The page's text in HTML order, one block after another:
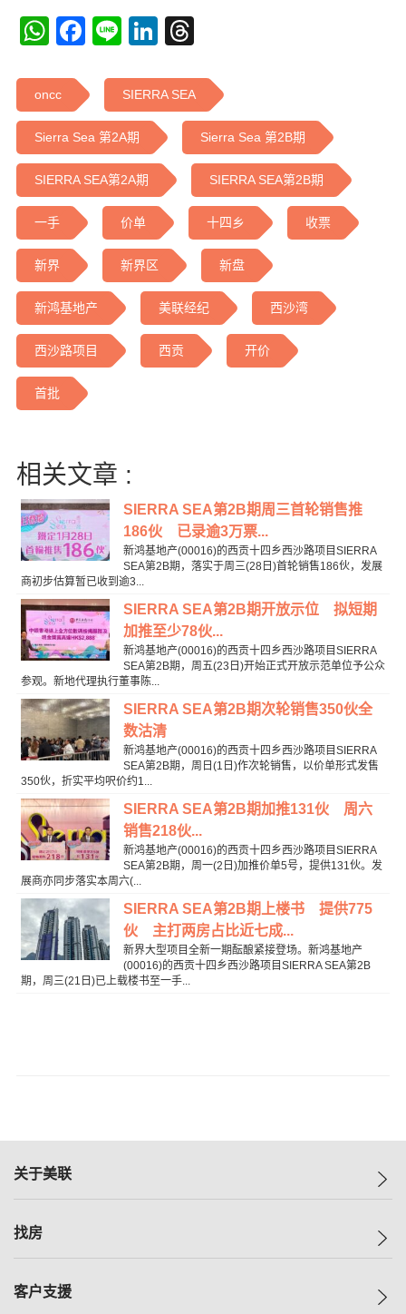
WhatsApp
Facebook
LineLinkedIn
oncc SIERRA SEA
Sierra Sea 第2A期 Sierra Sea 第2B期
SIERRA SEA第2A期 SIERRA SEA第2B期
一手 价单 十四乡 收票
新界 新界区 新盘
新鸿基地产 美联经纪 西沙湾
西沙路项目 西贡 开价
首批
相关文章 :
SIERRA SEA第2B期周三首轮销售推
186伙 已录逾3万票...
新鸿基地产(00016)的西贡十四乡西沙路项目SIERRA
SEA第2B期，落实于周三(28日)首轮销售186伙，发展
商初步估算暂已收到逾3...
SIERRA SEA第2B期开放示位 拟短期
加推至少78伙...
新鸿基地产(00016)的西贡十四乡西沙路项目SIERRA
SEA第2B期，周五(23日)开始正式开放示范单位予公众
参观。新地代理执行董事陈...
SIERRA SEA第2B期次轮销售350伙全
数沽清
新鸿基地产(00016)的西贡十四乡西沙路项目SIERRA
SEA第2B期，周日(1日)作次轮销售，以价单形式发售
350伙，折实平均呎价约1...
SIERRA SEA第2B期加推131伙 周六
销售218伙...
新鸿基地产(00016)的西贡十四乡西沙路项目SIERRA
SEA第2B期，周一(2日)加推价单5号，提供131伙。发
展商亦同步落实本周六(...
SIERRA SEA第2B期上楼书 提供775
伙 主打两房占比近七成...
新界大型项目全新一期酝酿紧接登场。新鸿基地产
(00016)的西贡十四乡西沙路项目SIERRA SEA第2B
期，周三(21日)已上载楼书至一手...
关于美联
美联集团
人才招募
找房
一手新房
客户支援